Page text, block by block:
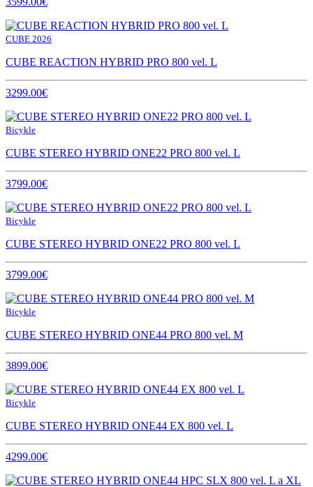
CUBE 2026
CUBE REACTION HYBRID PRO 800 vel. L
3299.00€
Bicykle
CUBE STEREO HYBRID ONE22 PRO 800 vel. L
3799.00€
Bicykle
CUBE STEREO HYBRID ONE22 PRO 800 vel. L
3799.00€
Bicykle
CUBE STEREO HYBRID ONE44 PRO 800 vel. M
3899.00€
Bicykle
CUBE STEREO HYBRID ONE44 EX 800 vel. L
4299.00€